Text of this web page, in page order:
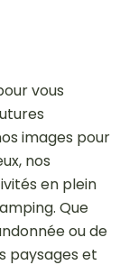
vous
images pour
nos
en plein
Que
ou de
paysages et